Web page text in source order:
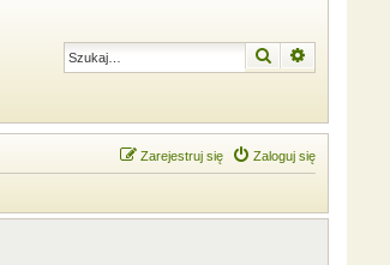
Szukaj
Zaloguj się
Zarejestruj się